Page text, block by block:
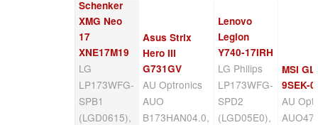
Schenker
XMG Neo
17
XNE17M19
LG
LP173WFG-
SPB1
(LGD0615),
Asus Strix
Hero III
G731GV
AU Optronics
AUO
B173HAN04.0,
Lenovo
Legion
Y740-17IRH
LG Philips
LP173WFG-
SPD2
(LGD05E0),
MSI
9SEK-
AU